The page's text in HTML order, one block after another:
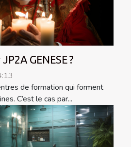
GENESE ?
de formation qui forment
C’est le cas par...